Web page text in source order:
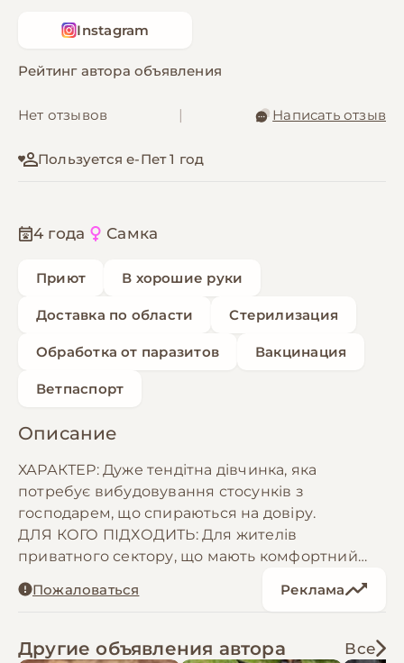
Instagram
Рейтинг автора объявления
Нет отзывов Написать отзыв
Пользуется е-Пет 1 год
4 года Самка
Приют В хорошие руки
Доставка по области Стерилизация
Обработка от паразитов Вакцинация
Ветпаспорт
Описание
ХАРАКТЕР: Дуже тендітна дівчинка, яка
потребує вибудовування стосунків з
господарем, що спираються на довіру.
ДЛЯ КОГО ПІДХОДИТЬ: Для жителів
приватного сектору, що мають комфортний
МЕДИЧНА КАРТА: Стерилізована, вакцинована,
Пожаловаться Реклама
Другие объявления автора Все